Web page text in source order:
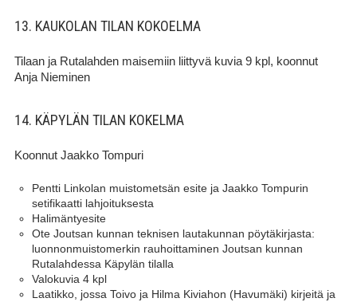
13. KAUKOLAN TILAN KOKOELMA
Tilaan ja Rutalahden maisemiin liittyvä kuvia 9 kpl, koonnut
Anja Nieminen
14. KÄPYLÄN TILAN KOKELMA
Koonnut Jaakko Tompuri
Pentti Linkolan muistometsän esite ja Jaakko Tompurin
setifikaatti lahjoituksesta
Halimäntyesite
Ote Joutsan kunnan teknisen lautakunnan pöytäkirjasta:
luonnonmuistomerkin rauhoittaminen Joutsan kunnan
Rutalahdessa Käpylän tilalla
Valokuvia 4 kpl
Laatikko, jossa Toivo ja Hilma Kiviahon (Havumäki) kirjeitä ja